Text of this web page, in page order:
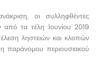
οι συλληφθέντες
από τα τέλη Ιουνίου 2019
ληστειών και κλοπών
παράνομου περιουσιακού